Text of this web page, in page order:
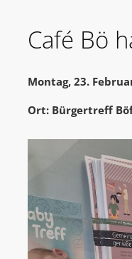
Café Bö
Montag, 23.
Ort: Bürgertreff